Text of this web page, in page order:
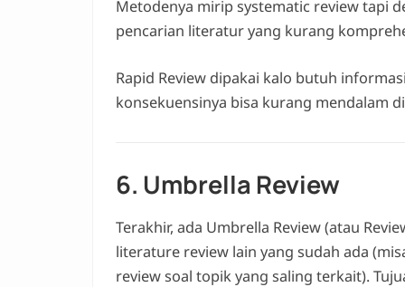
Metodenya mirip systematic review tapi
pencarian literatur yang kurang
Rapid Review dipakai kalo butuh
konsekuensinya bisa kurang mendalam
6. Umbrella Review
Terakhir, ada Umbrella Review (atau
literature review lain yang sudah ada
review soal topik yang saling terkait).